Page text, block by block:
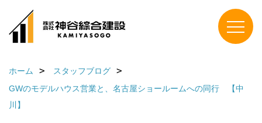
ホーム
スタッフブログ
GWのモデルハウス営業と、名古屋ショールームへの同行 【中
川】